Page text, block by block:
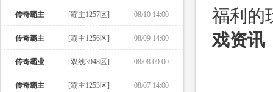
传奇霸主 [霸主1257区] 08/10 14:00
传奇霸主 [霸主1256区] 08/09 14:00
传奇霸业 [双线3948区] 08/08 09:00
传奇霸主 [霸主1253区] 08/07 14:00
福利的
戏资讯